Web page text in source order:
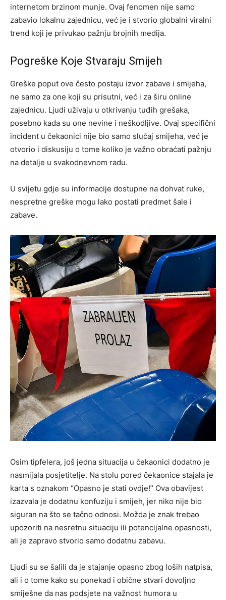
internetom brzinom munje. Ovaj fenomen nije samo
zabavio lokalnu zajednicu, već je i stvorio globalni viralni
trend koji je privukao pažnju brojnih medija.
Pogreške Koje Stvaraju Smijeh
Greške poput ove često postaju izvor zabave i smijeha,
ne samo za one koji su prisutni, već i za širu online
zajednicu. Ljudi uživaju u otkrivanju tuđih grešaka,
posebno kada su one nevine i neškodljive. Ovaj specifični
incident u čekaonici nije bio samo slučaj smijeha, već je
otvorio i diskusiju o tome koliko je važno obraćati pažnju
na detalje u svakodnevnom radu.
U svijetu gdje su informacije dostupne na dohvat ruke,
nespretne greške mogu lako postati predmet šale i
zabave.
Osim tipfelera, još jedna situacija u čekaonici dodatno je
nasmijala posjetitelje. Na stolu pored čekaonice stajala je
karta s oznakom “Opasno je stati ovdje!” Ova obavijest
izazvala je dodatnu konfuziju i smijeh, jer niko nije bio
siguran na što se tačno odnosi. Možda je znak trebao
upozoriti na nesretnu situaciju ili potencijalne opasnosti,
ali je zapravo stvorio samo dodatnu zabavu.
Ljudi su se šalili da je stajanje opasno zbog loših natpisa,
ali i o tome kako su ponekad i obične stvari dovoljno
smiješne da nas podsjete na važnost humora u